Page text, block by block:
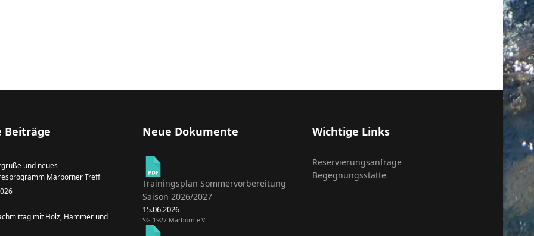
Beiträge
und neues
Marborner Treff
mit Holz, Hammer und
Neue Dokumente
Trainingsplan Sommervorbereitung
Saison 2026/2027
15.06.2026
SG 1927 Marborn e.V.
Wichtige Links
Reservierungsanfrage
Begegnungsstätte